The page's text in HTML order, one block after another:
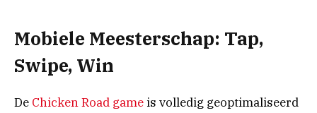
Mobiele Meesterschap: Tap,
Swipe, Win
De Chicken Road game is volledig geoptimaliseerd